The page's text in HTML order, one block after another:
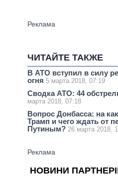
ЧИТАЙТЕ ТАКЖЕ
В АТО вступил в силу
огня 5 марта 2018, 07:19
Сводка АТО: 44
марта 2018, 07:18
Вопрос Донбасса: на
Трамп и чего ждать от
Путиным? 26 марта 2018,